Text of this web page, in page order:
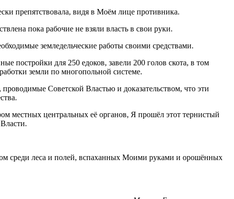
препятствовала, видя в Моём лице противника.
пока рабочие не взяли власть в свои руки.
земледельческие работы своими средствами.
постройки для 250 едоков, завели 200 голов скота, в том
земли по многопольной системе.
Советской Властью и доказательством, что эти
местных центральных её органов, Я прошёл этот тернистый
среди леса и полей, вспаханных Моими руками и орошённых